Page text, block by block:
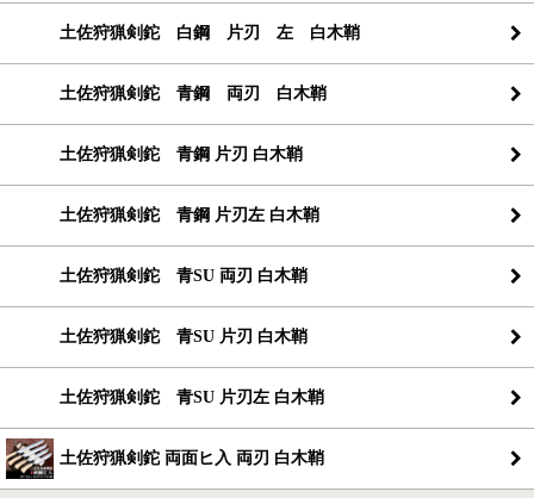
土佐狩猟剣鉈 白鋼 片刃 左 白木鞘
土佐狩猟剣鉈 青鋼 両刃 白木鞘
土佐狩猟剣鉈 青鋼 片刃 白木鞘
土佐狩猟剣鉈 青鋼 片刃左 白木鞘
土佐狩猟剣鉈 青SU 両刃 白木鞘
土佐狩猟剣鉈 青SU 片刃 白木鞘
土佐狩猟剣鉈 青SU 片刃左 白木鞘
土佐狩猟剣鉈 両面ヒ入 両刃 白木鞘